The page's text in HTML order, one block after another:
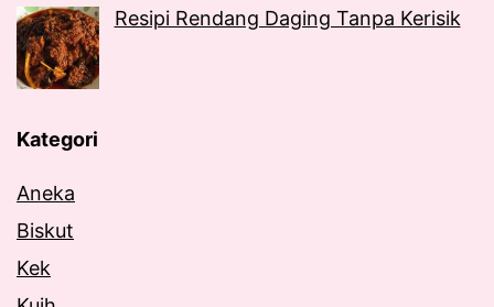
Resipi Rendang Daging Tanpa Kerisik
Kategori
Aneka
Biskut
Kek